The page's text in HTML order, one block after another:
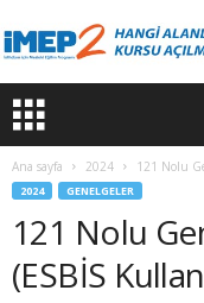
Ana sayfa 2024 121 Nolu
2024 GENELGELER
121 Nolu
(ESBİS